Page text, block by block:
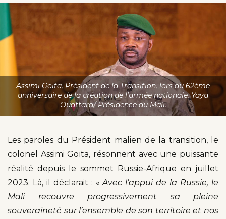
Assimi Goïta, Président de la Transition, lors du 62ème
anniversaire de la création de l'armée nationale. Yaya
Ouattara/ Présidence du Mali.
Les paroles du Président malien de la transition, le
colonel Assimi Goïta, résonnent avec une puissante
réalité depuis le sommet Russie-Afrique en juillet
2023. Là, il déclarait : «Avec l’appui de la Russie, le
Mali recouvre progressivement sa pleine
souveraineté sur l’ensemble de son territoire et nos